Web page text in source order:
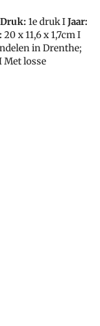
Druk: 1e druk IJaar:
20 x 11,6 x 1,7cm I
in Drenthe;
Met losse